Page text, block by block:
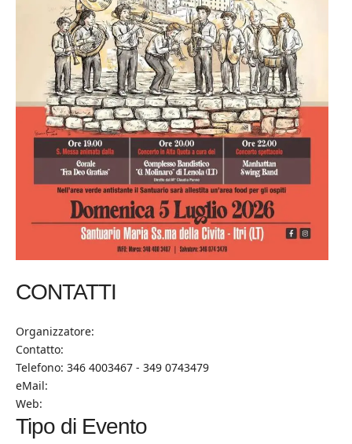
CONTATTI
Organizzatore:
Contatto:
Telefono: 346 4003467 - 349 0743479
eMail:
Web:
Tipo di Evento